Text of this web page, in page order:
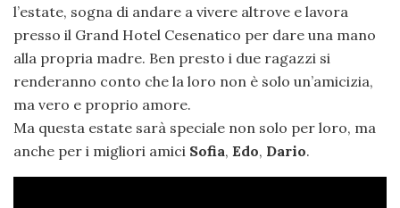
l’estate, sogna di andare a vivere altrove e lavora
presso il Grand Hotel Cesenatico per dare una mano
alla propria madre. Ben presto i due ragazzi si
renderanno conto che la loro non è solo un’amicizia,
ma vero e proprio amore.
Ma questa estate sarà speciale non solo per loro, ma
anche per i migliori amici Sofia, Edo, Dario.